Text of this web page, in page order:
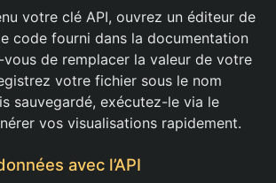
votre clé API, ouvrez un éditeur de
code fourni dans la documentation
vous de remplacer la valeur de votre
votre fichier sous le nom
sauvegardé, exécutez-le via le
vos visualisations rapidement.
avec l’API